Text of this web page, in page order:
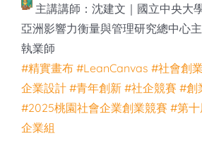
主講講師：沈建文｜國立中央大
亞洲影響力衡量與管理研究總中心
執業師
#精實畫布 #LeanCanvas #社會創業
企業設計 #青年創新 #社企競賽 #創
#2025桃園社會企業創業競賽 #第十
企業組